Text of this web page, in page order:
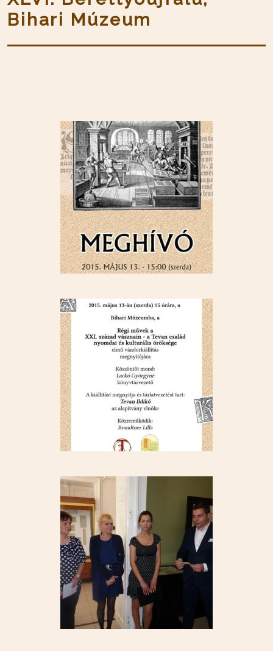
Bihari Múzeum